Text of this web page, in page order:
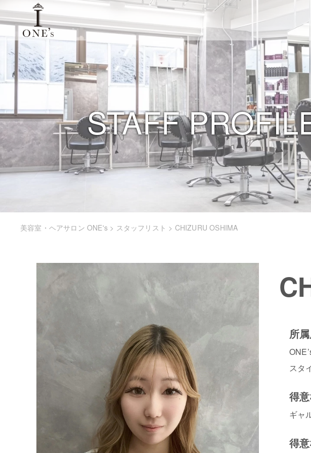
美容室・ヘアサロン ONE's > スタッフリスト > CHIZURU OSHIMA
STAFF
所
スタ
得
ギャ
得